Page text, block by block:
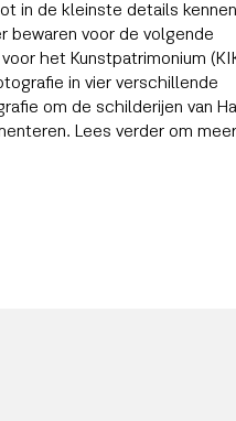
in de kleinste details
bewaren voor de volgende
het Kunstpatrimonium
in vier verschillende
om de schilderijen van
Lees verder om